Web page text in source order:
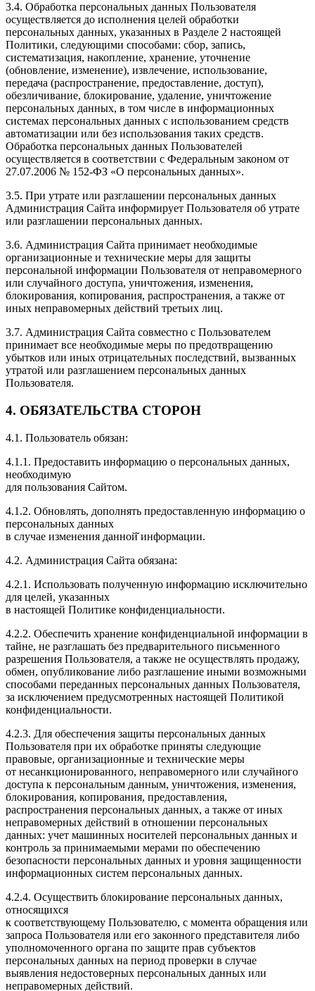
3.4. Обработка персональных данных Пользователя
осуществляется до исполнения целей обработки
персональных данных, указанных в Разделе 2 настоящей
Политики, следующими способами: сбор, запись,
систематизация, накопление, хранение, уточнение
(обновление, изменение), извлечение, использование,
передача (распространение, предоставление, доступ),
обезличивание, блокирование, удаление, уничтожение
персональных данных, в том числе в информационных
системах персональных данных с использованием средств
автоматизации или без использования таких средств.
Обработка персональных данных Пользователей
осуществляется в соответствии с Федеральным законом от
27.07.2006 № 152-ФЗ «О персональных данных».
3.5. При утрате или разглашении персональных данных
Администрация Сайта информирует Пользователя об утрате
или разглашении персональных данных.
3.6. Администрация Сайта принимает необходимые
организационные и технические меры для защиты
персональной информации Пользователя от неправомерного
или случайного доступа, уничтожения, изменения,
блокирования, копирования, распространения, а также от
иных неправомерных действий третьих лиц.
3.7. Администрация Сайта совместно с Пользователем
принимает все необходимые меры по предотвращению
убытков или иных отрицательных последствий, вызванных
утратой или разглашением персональных данных
Пользователя.
4. ОБЯЗАТЕЛЬСТВА СТОРОН
4.1. Пользователь обязан:
4.1.1. Предоставить информацию о персональных данных,
необходимую
для пользования Сайтом.
4.1.2. Обновлять, дополнять предоставленную информацию о
персональных данных
в случае изменения данной̆ информации.
4.2. Администрация Сайта обязана:
4.2.1. Использовать полученную информацию исключительно
для целей, указанных
в настоящей Политике конфиденциальности.
4.2.2. Обеспечить хранение конфиденциальной информации в
тайне, не разглашать без предварительного письменного
разрешения Пользователя, а также не осуществлять продажу,
обмен, опубликование либо разглашение иными возможными
способами переданных персональных данных Пользователя,
за исключением предусмотренных настоящей Политикой
конфиденциальности.
4.2.3. Для обеспечения защиты персональных данных
Пользователя при их обработке приняты следующие
правовые, организационные и технические меры
от несанкционированного, неправомерного или случайного
доступа к персональным данным, уничтожения, изменения,
блокирования, копирования, предоставления,
распространения персональных данных, а также от иных
неправомерных действий в отношении персональных
данных: учет машинных носителей персональных данных и
контроль за принимаемыми мерами по обеспечению
безопасности персональных данных и уровня защищенности
информационных систем персональных данных.
4.2.4. Осуществить блокирование персональных данных,
относящихся
к соответствующему Пользователю, с момента обращения или
запроса Пользователя или его законного представителя либо
уполномоченного органа по защите прав субъектов
персональных данных на период проверки в случае
выявления недостоверных персональных данных или
неправомерных действий.